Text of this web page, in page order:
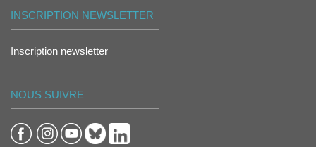
INSCRIPTION NEWSLETTER
Inscription newsletter
NOUS SUIVRE